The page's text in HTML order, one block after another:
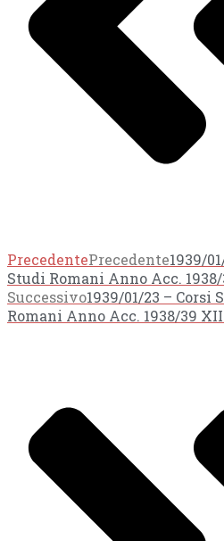
PrecedentePrecedente1939/
Studi Romani Anno Acc.
Successivo1939/01/23 – Corsi
Romani Anno Acc. 1938/39